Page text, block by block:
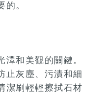
的。
澤和美觀的關鍵。
止灰塵、污漬和細
潔刷輕輕擦拭石材